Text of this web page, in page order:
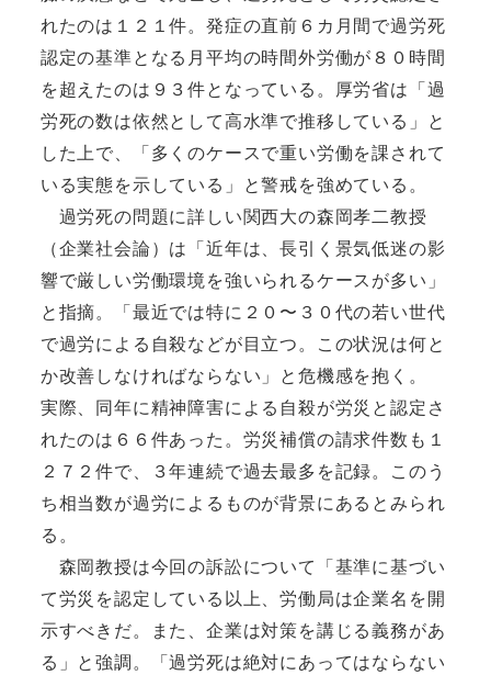
れたのは１２１件。発症の直前６カ月間で過労死
認定の基準となる月平均の時間外労働が８０時間
を超えたのは９３件となっている。厚労省は「過
労死の数は依然として高水準で推移している」と
した上で、「多くのケースで重い労働を課されて
いる実態を示している」と警戒を強めている。
過労死の問題に詳しい関西大の森岡孝二教授
（企業社会論）は「近年は、長引く景気低迷の影
響で厳しい労働環境を強いられるケースが多い」
と指摘。「最近では特に２０〜３０代の若い世代
で過労による自殺などが目立つ。この状況は何と
か改善しなければならない」と危機感を抱く。
実際、同年に精神障害による自殺が労災と認定さ
れたのは６６件あった。労災補償の請求件数も１
２７２件で、３年連続で過去最多を記録。このう
ち相当数が過労によるものが背景にあるとみられ
る。
森岡教授は今回の訴訟について「基準に基づい
て労災を認定している以上、労働局は企業名を開
示すべきだ。また、企業は対策を講じる義務があ
る」と強調。「過労死は絶対にあってはならない